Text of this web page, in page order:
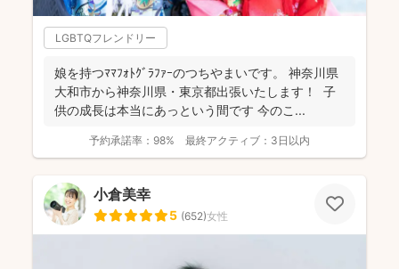
LGBTQフレンドリー
娘を持つﾏﾏﾌｫﾄｸﾞﾗﾌｧｰのつちやまいです。 神奈川県
大和市から神奈川県・東京都出張いたします！ 子
供の成長は本当にあっという間です 今のこ...
予約承諾率： 98% 最終アクティブ： 3日以内
小倉美幸
5 (652)女性